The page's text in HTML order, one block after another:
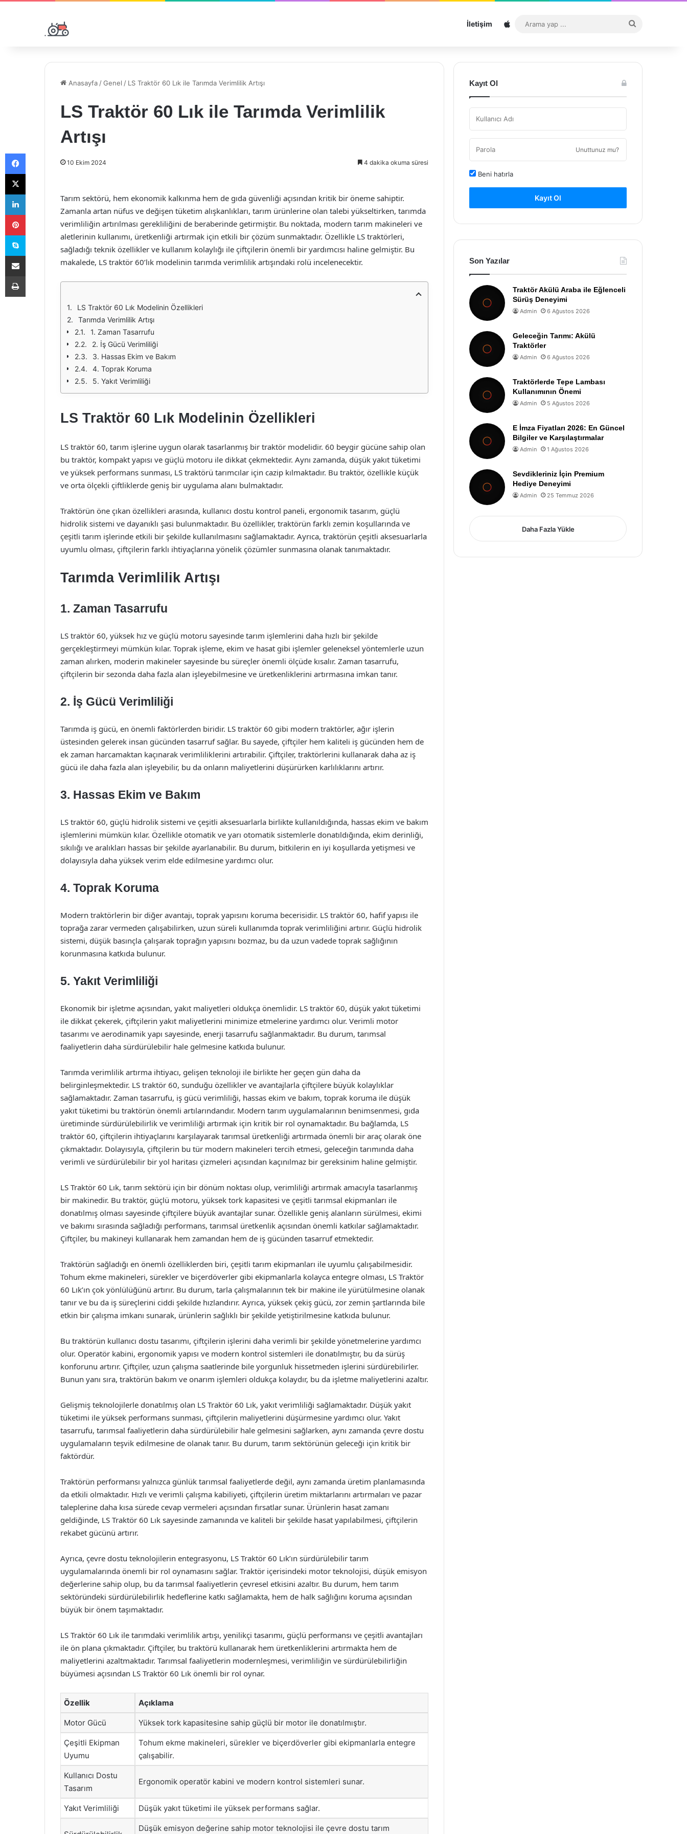
İletişim Sitemap
...
Anasayfa /Genel / LS Traktör 60 Lık ile Tarımda Verimlilik Artışı
LS Traktör 60 Lık ile Tarımda Verimlilik
Artışı
10 Ekim 2024 4 dakika okuma süresi
Tarım sektörü, hem ekonomik kalkınma hem de gıda güvenliği açısından kritik bir öneme sahiptir.
Zamanla artan nüfus ve değişen tüketim alışkanlıkları, tarım ürünlerine olan talebi yükseltirken, tarımda
verimliliğin artırılması gerekliliğini de beraberinde getirmiştir. Bu noktada, modern tarım makineleri ve
aletlerinin kullanımı, üretkenliği artırmak için etkili bir çözüm sunmaktadır. Özellikle LS traktörleri,
sağladığı teknik özellikler ve kullanım kolaylığı ile çiftçilerin önemli bir yardımcısı haline gelmiştir. Bu
makalede, LS traktör 60’lık modelinin tarımda verimlilik artışındaki rolü incelenecektir.
LS Traktör 60 Lık Modelinin Özellikleri
Tarımda Verimlilik Artışı
1. Zaman Tasarrufu
2. İş Gücü Verimliliği
3. Hassas Ekim ve Bakım
4. Toprak Koruma
5. Yakıt Verimliliği
LS Traktör 60 Lık Modelinin Özellikleri
LS traktör 60, tarım işlerine uygun olarak tasarlanmış bir traktör modelidir. 60 beygir gücüne sahip olan
bu traktör, kompakt yapısı ve güçlü motoru ile dikkat çekmektedir. Aynı zamanda, düşük yakıt tüketimi
ve yüksek performans sunması, LS traktörü tarımcılar için cazip kılmaktadır. Bu traktör, özellikle küçük
ve orta ölçekli çiftliklerde geniş bir uygulama alanı bulmaktadır.
Traktörün öne çıkan özellikleri arasında, kullanıcı dostu kontrol paneli, ergonomik tasarım, güçlü
hidrolik sistemi ve dayanıklı şasi bulunmaktadır. Bu özellikler, traktörün farklı zemin koşullarında ve
çeşitli tarım işlerinde etkili bir şekilde kullanılmasını sağlamaktadır. Ayrıca, traktörün çeşitli aksesuarlarla
uyumlu olması, çiftçilerin farklı ihtiyaçlarına yönelik çözümler sunmasına olanak tanımaktadır.
Tarımda Verimlilik Artışı
1. Zaman Tasarrufu
LS traktör 60, yüksek hız ve güçlü motoru sayesinde tarım işlemlerini daha hızlı bir şekilde
gerçekleştirmeyi mümkün kılar. Toprak işleme, ekim ve hasat gibi işlemler geleneksel yöntemlerle uzun
zaman alırken, moderin makineler sayesinde bu süreçler önemli ölçüde kısalır. Zaman tasarrufu,
çiftçilerin bir sezonda daha fazla alan işleyebilmesine ve üretkenliklerini artırmasına imkan tanır.
2. İş Gücü Verimliliği
Tarımda iş gücü, en önemli faktörlerden biridir. LS traktör 60 gibi modern traktörler, ağır işlerin
üstesinden gelerek insan gücünden tasarruf sağlar. Bu sayede, çiftçiler hem kaliteli iş gücünden hem de
ek zaman harcamaktan kaçınarak verimliliklerini artırabilir. Çiftçiler, traktörlerini kullanarak daha az iş
gücü ile daha fazla alan işleyebilir, bu da onların maliyetlerini düşürürken karlılıklarını artırır.
3. Hassas Ekim ve Bakım
LS traktör 60, güçlü hidrolik sistemi ve çeşitli aksesuarlarla birlikte kullanıldığında, hassas ekim ve bakım
işlemlerini mümkün kılar. Özellikle otomatik ve yarı otomatik sistemlerle donatıldığında, ekim derinliği,
sıkılığı ve aralıkları hassas bir şekilde ayarlanabilir. Bu durum, bitkilerin en iyi koşullarda yetişmesi ve
dolayısıyla daha yüksek verim elde edilmesine yardımcı olur.
4. Toprak Koruma
Modern traktörlerin bir diğer avantajı, toprak yapısını koruma becerisidir. LS traktör 60, hafif yapısı ile
toprağa zarar vermeden çalışabilirken, uzun süreli kullanımda toprak verimliliğini artırır. Güçlü hidrolik
sistemi, düşük basınçla çalışarak toprağın yapısını bozmaz, bu da uzun vadede toprak sağlığının
korunmasına katkıda bulunur.
5. Yakıt Verimliliği
Ekonomik bir işletme açısından, yakıt maliyetleri oldukça önemlidir. LS traktör 60, düşük yakıt tüketimi
ile dikkat çekerek, çiftçilerin yakıt maliyetlerini minimize etmelerine yardımcı olur. Verimli motor
tasarımı ve aerodinamik yapı sayesinde, enerji tasarrufu sağlanmaktadır. Bu durum, tarımsal
faaliyetlerin daha sürdürülebilir hale gelmesine katkıda bulunur.
Tarımda verimlilik artırma ihtiyacı, gelişen teknoloji ile birlikte her geçen gün daha da
belirginleşmektedir. LS traktör 60, sunduğu özellikler ve avantajlarla çiftçilere büyük kolaylıklar
sağlamaktadır. Zaman tasarrufu, iş gücü verimliliği, hassas ekim ve bakım, toprak koruma ile düşük
yakıt tüketimi bu traktörün önemli artılarındandır. Modern tarım uygulamalarının benimsenmesi, gıda
üretiminde sürdürülebilirlik ve verimliliği artırmak için kritik bir rol oynamaktadır. Bu bağlamda, LS
traktör 60, çiftçilerin ihtiyaçlarını karşılayarak tarımsal üretkenliği artırmada önemli bir araç olarak öne
çıkmaktadır. Dolayısıyla, çiftçilerin bu tür modern makineleri tercih etmesi, geleceğin tarımında daha
verimli ve sürdürülebilir bir yol haritası çizmeleri açısından kaçınılmaz bir gereksinim haline gelmiştir.
LS Traktör 60 Lık, tarım sektörü için bir dönüm noktası olup, verimliliği artırmak amacıyla tasarlanmış
bir makinedir. Bu traktör, güçlü motoru, yüksek tork kapasitesi ve çeşitli tarımsal ekipmanları ile
donatılmış olması sayesinde çiftçilere büyük avantajlar sunar. Özellikle geniş alanların sürülmesi, ekimi
ve bakımı sırasında sağladığı performans, tarımsal üretkenlik açısından önemli katkılar sağlamaktadır.
Çiftçiler, bu makineyi kullanarak hem zamandan hem de iş gücünden tasarruf etmektedir.
Traktörün sağladığı en önemli özelliklerden biri, çeşitli tarım ekipmanları ile uyumlu çalışabilmesidir.
Tohum ekme makineleri, sürekler ve biçerdöverler gibi ekipmanlarla kolayca entegre olması, LS Traktör
60 Lık’ın çok yönlülüğünü artırır. Bu durum, tarla çalışmalarının tek bir makine ile yürütülmesine olanak
tanır ve bu da iş süreçlerini ciddi şekilde hızlandırır. Ayrıca, yüksek çekiş gücü, zor zemin şartlarında bile
etkin bir çalışma imkanı sunarak, ürünlerin sağlıklı bir şekilde yetiştirilmesine katkıda bulunur.
Bu traktörün kullanıcı dostu tasarımı, çiftçilerin işlerini daha verimli bir şekilde yönetmelerine yardımcı
olur. Operatör kabini, ergonomik yapısı ve modern kontrol sistemleri ile donatılmıştır, bu da sürüş
konforunu artırır. Çiftçiler, uzun çalışma saatlerinde bile yorgunluk hissetmeden işlerini sürdürebilirler.
Bunun yanı sıra, traktörün bakım ve onarım işlemleri oldukça kolaydır, bu da işletme maliyetlerini azaltır.
Gelişmiş teknolojilerle donatılmış olan LS Traktör 60 Lık, yakıt verimliliği sağlamaktadır. Düşük yakıt
tüketimi ile yüksek performans sunması, çiftçilerin maliyetlerini düşürmesine yardımcı olur. Yakıt
tasarrufu, tarımsal faaliyetlerin daha sürdürülebilir hale gelmesini sağlarken, aynı zamanda çevre dostu
uygulamaların teşvik edilmesine de olanak tanır. Bu durum, tarım sektörünün geleceği için kritik bir
faktördür.
Traktörün performansı yalnızca günlük tarımsal faaliyetlerde değil, aynı zamanda üretim planlamasında
da etkili olmaktadır. Hızlı ve verimli çalışma kabiliyeti, çiftçilerin üretim miktarlarını artırmaları ve pazar
taleplerine daha kısa sürede cevap vermeleri açısından fırsatlar sunar. Ürünlerin hasat zamanı
geldiğinde, LS Traktör 60 Lık sayesinde zamanında ve kaliteli bir şekilde hasat yapılabilmesi, çiftçilerin
rekabet gücünü artırır.
Ayrıca, çevre dostu teknolojilerin entegrasyonu, LS Traktör 60 Lık’ın sürdürülebilir tarım
uygulamalarında önemli bir rol oynamasını sağlar. Traktör içerisindeki motor teknolojisi, düşük emisyon
değerlerine sahip olup, bu da tarımsal faaliyetlerin çevresel etkisini azaltır. Bu durum, hem tarım
sektöründeki sürdürülebilirlik hedeflerine katkı sağlamakta, hem de halk sağlığını koruma açısından
büyük bir önem taşımaktadır.
LS Traktör 60 Lık ile tarımdaki verimlilik artışı, yenilikçi tasarımı, güçlü performansı ve çeşitli avantajları
ile ön plana çıkmaktadır. Çiftçiler, bu traktörü kullanarak hem üretkenliklerini artırmakta hem de
maliyetlerini azaltmaktadır. Tarımsal faaliyetlerin modernleşmesi, verimliliğin ve sürdürülebilirliğin
büyümesi açısından LS Traktör 60 Lık önemli bir rol oynar.
Özellik Açıklama
Motor Gücü Yüksek tork kapasitesine sahip güçlü bir motor ile donatılmıştır.
Çeşitli Ekipman
Uyumu
Tohum ekme makineleri, sürekler ve biçerdöverler gibi ekipmanlarla entegre
çalışabilir.
Kullanıcı Dostu
Tasarım
Ergonomik operatör kabini ve modern kontrol sistemleri sunar.
Yakıt Verimliliği Düşük yakıt tüketimi ile yüksek performans sağlar.
Düşük emisyon değerine sahip motor teknolojisi ile çevre dostu tarım
Kayıt Ol
Unuttunuz mu?
Beni hatırla
Kayıt Ol
Son Yazılar
Traktör Akülü Araba ile Eğlenceli
Sürüş Deneyimi
Admin 6 Ağustos 2026
Geleceğin Tarımı: Akülü
Traktörler
Admin 6 Ağustos 2026
Traktörlerde Tepe Lambası
Kullanımının Önemi
Admin 5 Ağustos 2026
E İmza Fiyatları 2026: En Güncel
Bilgiler ve Karşılaştırmalar
Admin 1 Ağustos 2026
Sevdikleriniz İçin Premium
Hediye Deneyimi
Admin 25 Temmuz 2026
Daha Fazla Yükle
Facebook
X
LinkedIn
Pinterest
Skype
E-Posta ile paylaş